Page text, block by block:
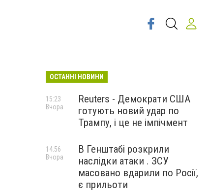
ОСТАННІ НОВИНИ
Reuters - Демократи США
готують новий удар по
Трампу, і це не імпічмент
15:23
Вчора
В Генштабі розкрили
наслідки атаки . ЗСУ
масовано вдарили по Росії,
є прильоти
14:56
Вчора